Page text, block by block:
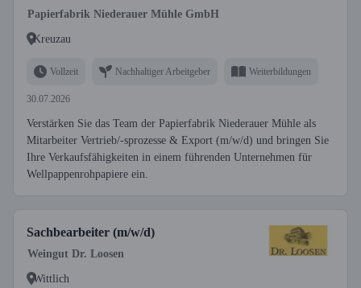
Papierfabrik Niederauer Mühle GmbH
Kreuzau
Vollzeit Nachhaltiger Arbeitgeber Weiterbildungen
30.07.2026
Verstärken Sie das Team der Papierfabrik Niederauer Mühle als
Mitarbeiter Vertrieb/-sprozesse & Export (m/w/d) und bringen Sie
Ihre Verkaufsfähigkeiten in einem führenden Unternehmen für
Wellpappenrohpapiere ein.
Sachbearbeiter (m/w/d)
Weingut Dr. Loosen
Wittlich